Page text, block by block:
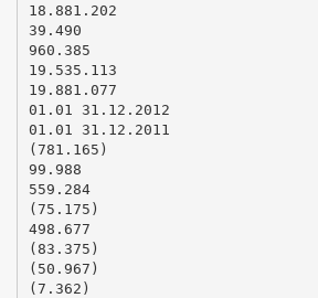
18.881.202
39.490
960.385
19.535.113
19.881.077
01.01 31.12.2012
01.01 31.12.2011
(781.165)
99.988
559.284
(75.175)
498.677
(83.375)
(50.967)
(7.362)